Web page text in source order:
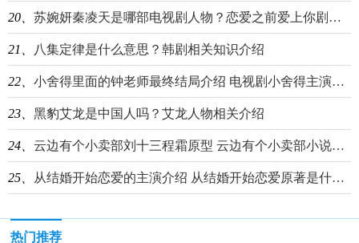
20、 苏婉妍秦凌天是哪部电视剧人物？恋爱之前爱上你剧情简介
21、 八集定律是什么意思？韩剧相关知识介绍
22、 小舍得里面的钟老师最终结局介绍 电视剧小舍得主演都是谁？
23、 黑豹艾龙是中国人吗？艾龙人物相关介绍
24、 云边有个小卖部刘十三程霜原型 云边有个小卖部小说故事剧情分享
25、 从结婚开始恋爱的主演介绍 从结婚开始恋爱原著是什么？
热门推荐